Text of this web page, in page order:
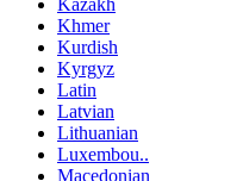
Khmer
Kurdish
Kyrgyz
Latin
Latvian
Lithuanian
Luxembou..
Macedonian